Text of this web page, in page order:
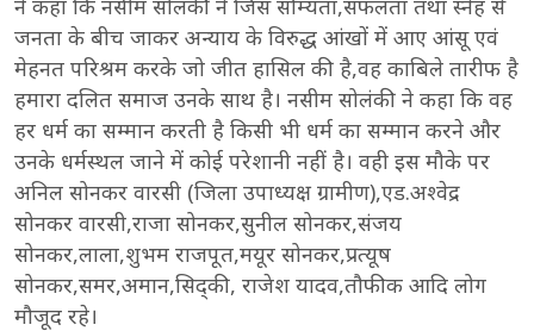
जनता के बीच जाकर अन्याय के विरुद्ध आंखों में आए आंसू एवं
मेहनत परिश्रम करके जो जीत हासिल की है,वह काबिले तारीफ है
हमारा दलित समाज उनके साथ है। नसीम सोलंकी ने कहा कि वह
हर धर्म का सम्मान करती है किसी भी धर्म का सम्मान करने और
उनके धर्मस्थल जाने में कोई परेशानी नहीं है। वही इस मौके पर
अनिल सोनकर वारसी (जिला उपाध्यक्ष ग्रामीण),एड.अश्वेद्र
सोनकर वारसी,राजा सोनकर,सुनील सोनकर,संजय
सोनकर,लाला,शुभम राजपूत,मयूर सोनकर,प्रत्यूष
सोनकर,समर,अमान,सिद्की, राजेश यादव,तौफीक आदि लोग
मौजूद रहे।